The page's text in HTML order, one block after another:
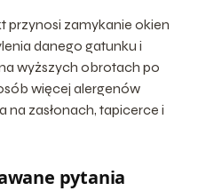
przynosi zamykanie okien
danego gatunku i
wyższych obrotach po
więcej alergenów
na zasłonach, tapicerce i
pytania